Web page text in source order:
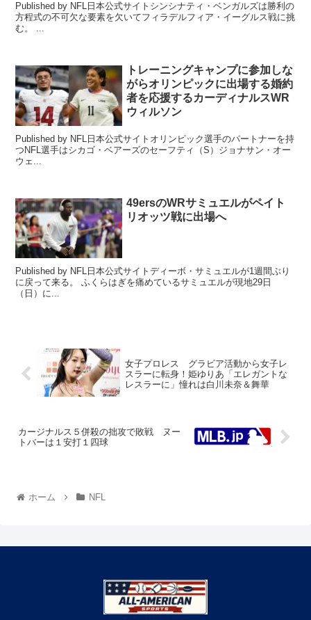
Published by NFL日本公式サイトシンシナティ・ベンガルズは勝利の
方程式の不可欠な要素を欠いてフィラデルフィア・イーグルス戦に挑
む。 ...
トレーニングキャンプに参加しな
がらオリンピックに出場する婚約
者を応援するカーディナルスWR
ウィルソン
Published by NFL日本公式サイトオリンピック選手のパートナーを持
つNFL選手はシカゴ・ベアーズのセーフティ（S）ジョナサン・オー
ウェ...
49ersのWRサミュエルがペイト
リオッツ戦に出場へ
Published by NFL日本公式サイトディーボ・サミュエルが1週間ぶり
に戻って来る。 ふくらはぎを痛めているサミュエルが現地29日
（日）に...
女子プロレス グラビア活動から女子レ
スラーに転身！姫ゆりあ「エレガントな
レスラーに」憧れは白川未奈＆舞華
カージナルス５併殺の拙攻で敗戦 ヌー
トバーは１安打１四球
ホーム NFL